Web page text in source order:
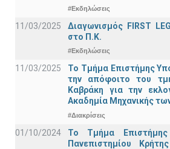
#Εκδηλώσεις
11/03/2025
Διαγωνισμός FIRST
στο Π.Κ.
#Εκδηλώσεις
11/03/2025
Το Τμήμα Επιστήμης
την απόφοιτο του
Καβράκη για την
Ακαδημία Μηχανικής
#Διακρίσεις
01/10/2024
Το Τμήμα
Πανεπιστημίου